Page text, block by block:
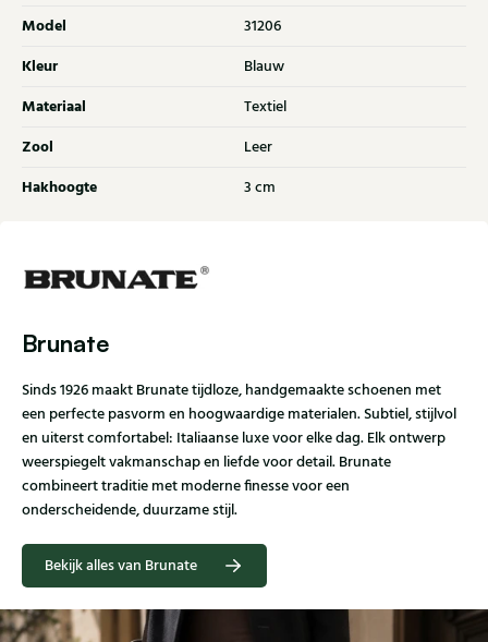
Model 31206
Kleur Blauw
Materiaal Textiel
Zool Leer
Hakhoogte 3 cm
Brunate
Sinds 1926 maakt Brunate tijdloze, handgemaakte schoenen met
een perfecte pasvorm en hoogwaardige materialen. Subtiel, stijlvol
en uiterst comfortabel: Italiaanse luxe voor elke dag. Elk ontwerp
weerspiegelt vakmanschap en liefde voor detail. Brunate
combineert traditie met moderne finesse voor een
onderscheidende, duurzame stijl.
Bekijk alles van Brunate